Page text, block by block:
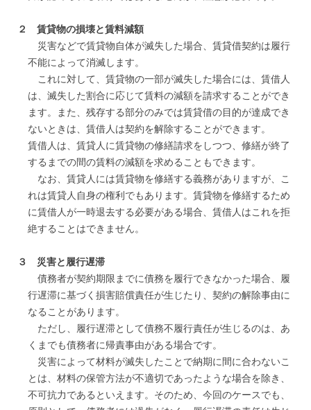
２ 賃貸物の損壊と賃料減額
災害などで賃貸物自体が滅失した場合、賃貸借契約は履行
不能によって消滅します。
これに対して、賃貸物の一部が滅失した場合には、賃借人
は、滅失した割合に応じて賃料の減額を請求することができ
ます。また、残存する部分のみでは賃貸借の目的が達成でき
ないときは、賃借人は契約を解除することができます。
賃借人は、賃貸人に賃貸物の修繕請求をしつつ、修繕が終了
するまでの間の賃料の減額を求めることもできます。
なお、賃貸人には賃貸物を修繕する義務がありますが、こ
れは賃貸人自身の権利でもあります。賃貸物を修繕するため
に賃借人が一時退去する必要がある場合、賃借人はこれを拒
絶することはできません。
３ 災害と履行遅滞
債務者が契約期限までに債務を履行できなかった場合、履
行遅滞に基づく損害賠償責任が生じたり、契約の解除事由に
なることがあります。
ただし、履行遅滞として債務不履行責任が生じるのは、あ
くまでも債務者に帰責事由がある場合です。
災害によって材料が滅失したことで納期に間に合わないこ
とは、材料の保管方法が不適切であったような場合を除き、
不可抗力であるといえます。そのため、今回のケースでも、